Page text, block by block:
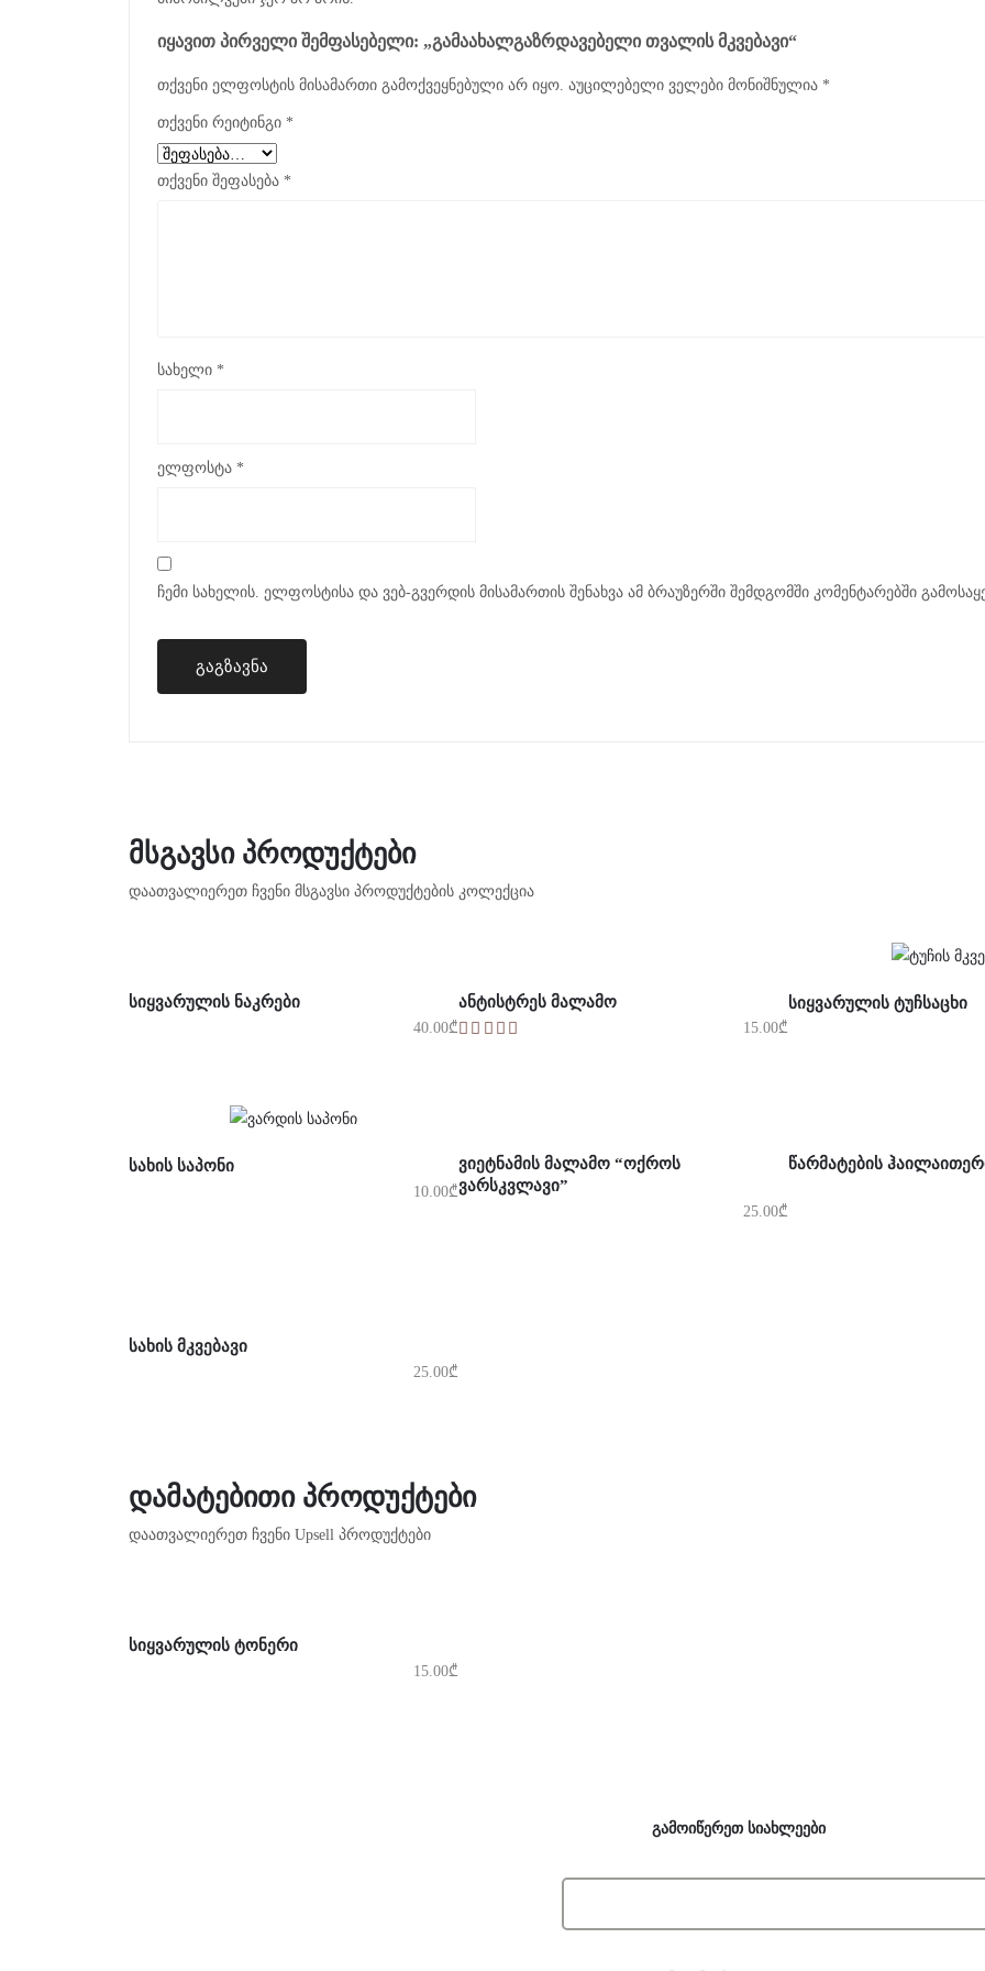
ᲘᲧᲐᲕᲘᲗ ᲞᲘᲠᲕᲔᲚᲘ ᲨᲔᲛᲤᲐᲡᲔᲑᲔᲚᲘ: „ᲒᲐᲛᲐᲐᲮᲐᲚᲒᲐᲖᲠᲓᲐᲕᲔᲑᲔᲚᲘ ᲗᲕᲐᲚᲘᲡ ᲛᲙᲕᲔᲑᲐᲕᲘ“
თქვენი ელფოსტის მისამართი გამოქვეყნებული არ იყო. აუცილებელი ველები მონიშნულია *
თქვენი რეიტინგი *
თქვენი შეფასება *
სახელი *
ელფოსტა *
ჩემი სახელის. ელფოსტისა და ვებ-გვერდის მისამართის შენახვა ამ ბრაუზერში შემდგომში კომენტარებში
ᲛᲡᲒᲐᲕᲡᲘ ᲞᲠᲝᲓᲣᲥᲢᲔᲑᲘ
დაათვალიერეთ ჩვენი მსგავსი პროდუქტების კოლექცია
ᲡᲘᲧᲕᲐᲠᲣᲚᲘᲡ ᲜᲐᲙᲠᲔᲑᲘ
40.00₾
ᲐᲜᲢᲘᲡᲢᲠᲔᲡ ᲛᲐᲚᲐᲛᲝ
15.00₾
ᲙᲐᲚᲐᲗᲐᲨᲘ ᲓᲐᲛᲐᲢᲔᲑᲐ
ᲡᲘᲧᲕᲐᲠᲣᲚᲘᲡ ᲢᲣᲩᲡᲐᲪᲮᲘ
ᲐᲠᲩᲔᲕᲘᲡ ᲞᲐᲠᲐᲛᲔᲢᲠᲔᲑᲘ
ᲡᲐᲮᲘᲡ ᲡᲐᲞᲝᲜᲘ
10.00₾
ᲕᲘᲔᲢᲜᲐᲛᲘᲡ ᲛᲐᲚᲐᲛᲝ “ᲝᲥᲠᲝᲡ
ᲕᲐᲠᲡᲙᲕᲚᲐᲕᲘ”
25.00₾
ᲬᲐᲠᲛᲐᲢᲔᲑᲘᲡ
ᲡᲐᲮᲘᲡ ᲛᲙᲕᲔᲑᲐᲕᲘ
25.00₾
ᲓᲐᲛᲐᲢᲔᲑᲘᲗᲘ ᲞᲠᲝᲓᲣᲥᲢᲔᲑᲘ
დაათვალიერეთ ჩვენი Upsell პროდუქტები
ᲡᲘᲧᲕᲐᲠᲣᲚᲘᲡ ᲢᲝᲜᲔᲠᲘ
15.00₾
გამოიწერეთ სიახლეები